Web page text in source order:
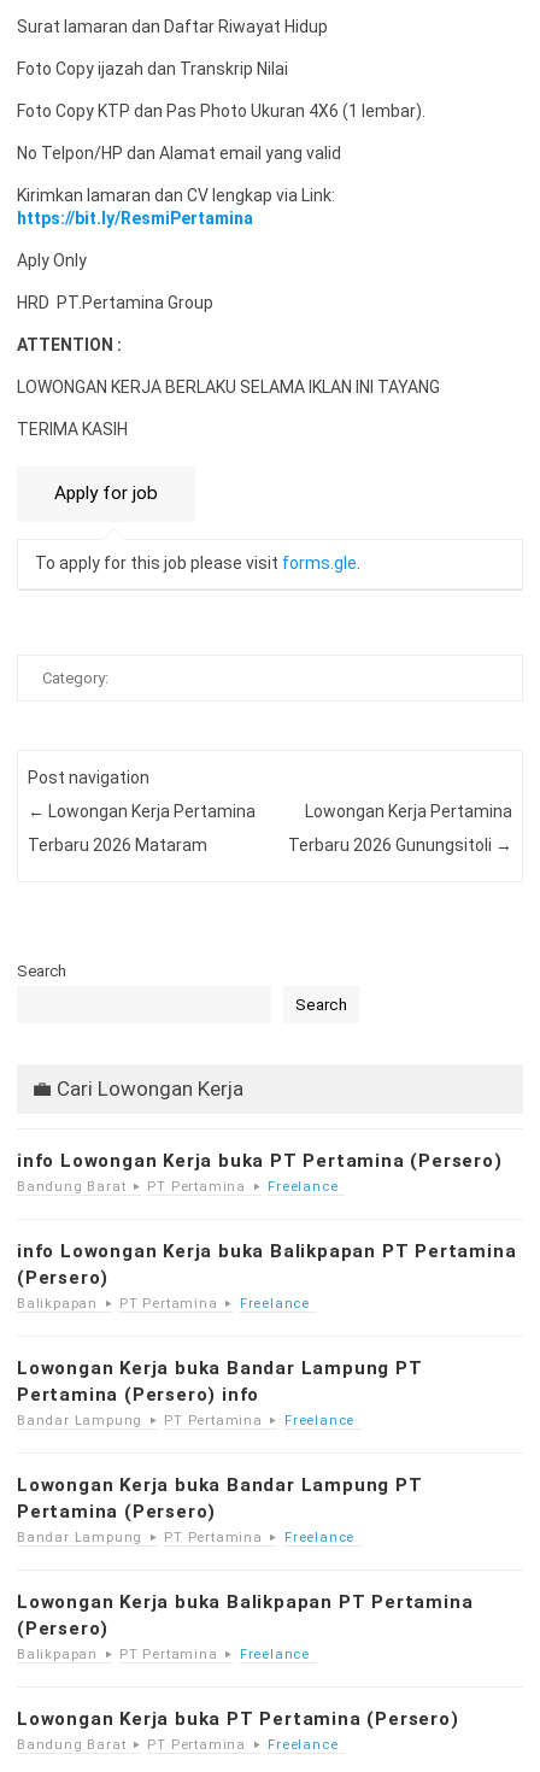
Surat lamaran dan Daftar Riwayat Hidup
Foto Copy ijazah dan Transkrip Nilai
Foto Copy KTP dan Pas Photo Ukuran 4X6 (1 lembar).
No Telpon/HP dan Alamat email yang valid
Kirimkan lamaran dan CV lengkap via Link:
https://bit.ly/ResmiPertamina
Aply Only
HRD PT.Pertamina Group
ATTENTION :
LOWONGAN KERJA BERLAKU SELAMA IKLAN INI TAYANG
TERIMA KASIH
To apply for this job please visit forms.gle.
Category:
Post navigation
← Lowongan Kerja Pertamina
Terbaru 2026 Mataram
Lowongan Kerja Pertamina
Terbaru 2026 Gunungsitoli →
Search
Search
💼 Cari Lowongan Kerja
info Lowongan Kerja buka PT Pertamina (Persero)
Bandung Barat PT Pertamina Freelance
info Lowongan Kerja buka Balikpapan PT Pertamina
(Persero)
Balikpapan PT Pertamina Freelance
Lowongan Kerja buka Bandar Lampung PT
Pertamina (Persero) info
Bandar Lampung PT Pertamina Freelance
Lowongan Kerja buka Bandar Lampung PT
Pertamina (Persero)
Bandar Lampung PT Pertamina Freelance
Lowongan Kerja buka Balikpapan PT Pertamina
(Persero)
Balikpapan PT Pertamina Freelance
Lowongan Kerja buka PT Pertamina (Persero)
Bandung Barat PT Pertamina Freelance